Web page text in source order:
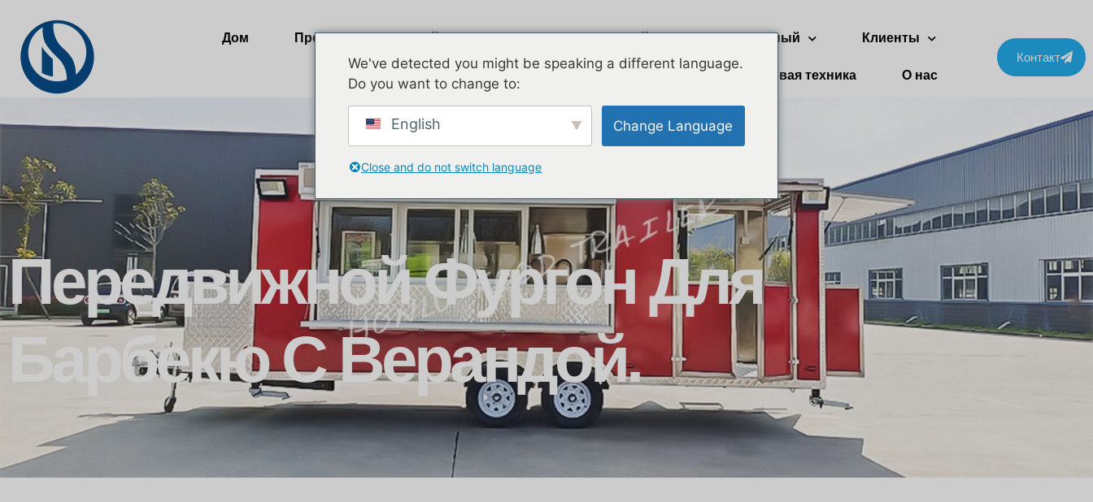
Дом Продукты Эйрстрим Оцинкованный Двухэтажный
Клиенты
Бытовая техника
О нас
Контакт
Передвижной Фургон Для
Барбекю С Верандой.
We've detected you might be speaking a different language.
Do you want to change to:
English Change Language
Close and do not switch language